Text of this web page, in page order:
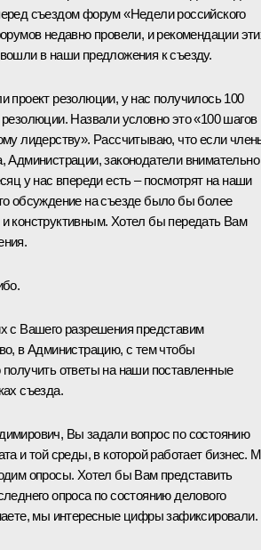
съездом форум «Недели российского
недавно провели, и рекомендации
в наши предложения к съезду.
проект резолюции, у нас получилось 100
Назвали условно это «100 шагов
лидерству». Рассчитываю, что если
Администрации, законодатели внимательно
у нас впереди есть – посмотрят на наши
обсуждение на съезде было бы более
конструктивным. Хотел бы передать Вам
с Вашего разрешения представим
в Администрацию, с тем чтобы
получить ответы на наши поставленные
съезда.
Вы задали вопрос по состоянию
и той среды, в которой работает бизнес.
опросы. Хотел бы Вам представить
опроса по состоянию делового
мы интересные цифры зафиксировали.